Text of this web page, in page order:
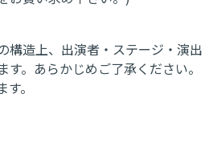
構造上、出演者・ステージ・演出
。あらかじめご了承ください。
。